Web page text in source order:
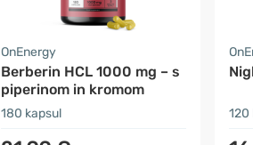
OnEnergy
Berberin HCL 1000 mg – s
piperinom in kromom
180 kapsul 120